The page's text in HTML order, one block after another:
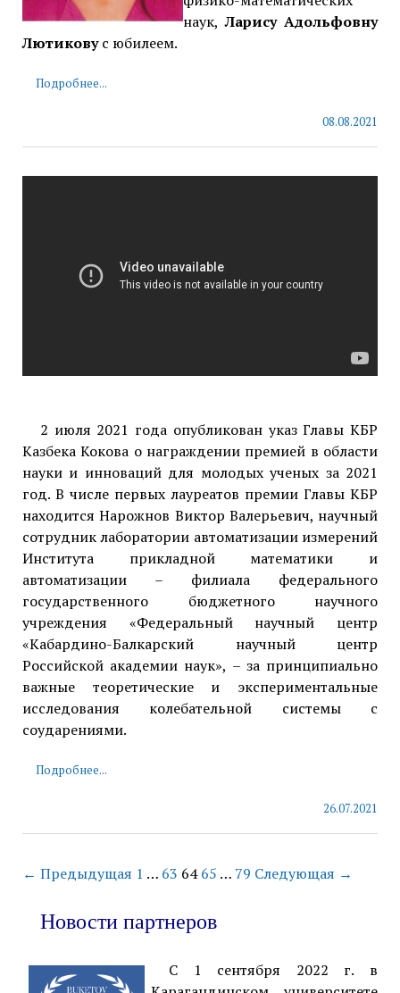
наук,Ларису Адольфовну
Лютиковус юбилеем.
Подробнее...
08.08.2021
2 июля 2021 года опубликован указ Главы КБР
Казбека Кокова о награждении премией в области
науки и инноваций для молодых ученых за 2021
год. В числе первых лауреатов премии Главы КБР
находится Нарожнов Виктор Валерьевич, научный
сотрудник лаборатории автоматизации измерений
Института прикладной математики и
автоматизации – филиала федерального
государственного бюджетного научного
учреждения «Федеральный научный центр
«Кабардино-Балкарский научный центр
Российской академии наук», – за принципиально
важные теоретические и экспериментальные
исследования колебательной системы с
соударениями.
Подробнее...
26.07.2021
← Предыдущая 1 … 63 64 65 … 79 Следующая →
Новости партнеров
С 1 сентября 2022 г. в